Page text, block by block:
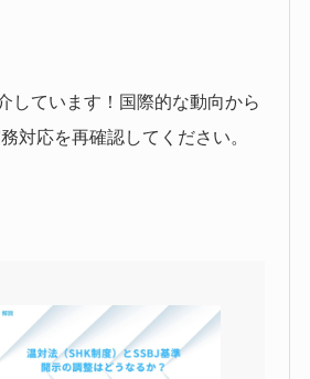
しています！国際的な動向から
対応を再確認してください。